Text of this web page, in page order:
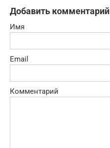
Добавить комментарий
Имя
Email
Комментарий